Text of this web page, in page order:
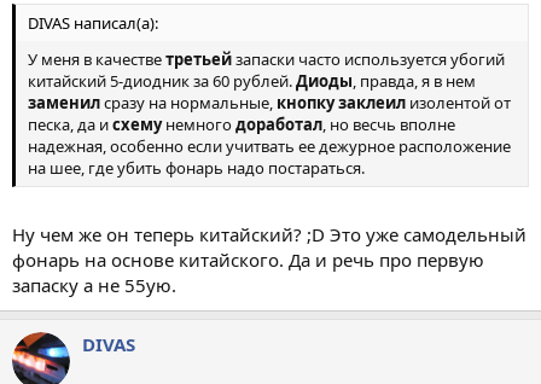
DIVAS написал(а):
У меня в качестветретьейзапаски часто используется убогий
китайский 5-диодник за 60 рублей.Диоды, правда, я в нем
заменилсразу на нормальные, кнопку заклеил изолентой от
песка, да исхемунемногодоработал, но весчь вполне
надежная, особенно если учитвать ее дежурное расположение
на шее, где убить фонарь надо постараться.
Ну чем же он теперь китайский? ;D Это уже самодельный
фонарь на основе китайского. Да и речь про первую
запаску а не 55ую.
DIVAS